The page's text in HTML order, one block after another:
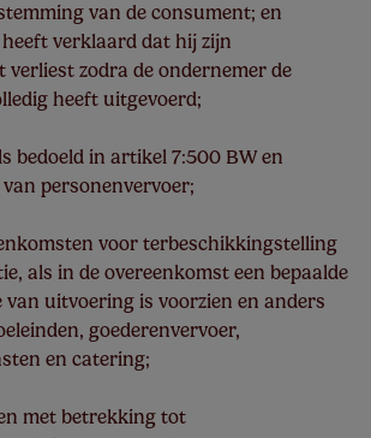
van de consument; en
verklaard dat hij zijn
zodra de ondernemer de
heeft uitgevoerd;
bedoeld in artikel 7:500 BW en
personenvervoer;
voor terbeschikkingstelling
als in de overeenkomst een bepaalde
uitvoering is voorzien en anders
goederenvervoer,
en catering;
met betrekking tot